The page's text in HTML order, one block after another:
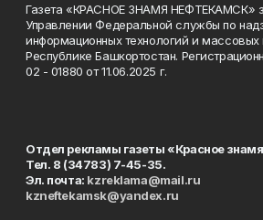
Газета «КРАСНОЕ ЗНАМЯ НЕФТЕКАМСК»
Управлении Федеральной службы по
информационных технологий и
Республике Башкортостан.
02 - 01880 от 11.06.2025 г.
Отдел рекламы газеты «Красное
Тел. 8 (34783) 7-45-35.
Эл. почта: kzreklama@mail.ru
kzneftekamsk@yandex.ru